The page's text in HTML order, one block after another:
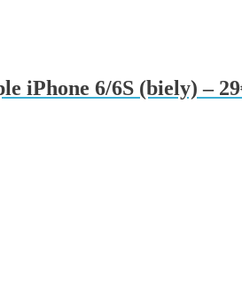
iPhone 6/6S (biely) –